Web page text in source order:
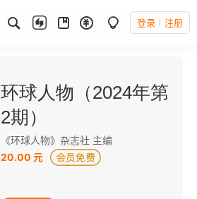
登录 注册
环球人物（2024年第
2期）
《环球人物》杂志社 主编
20.00 元